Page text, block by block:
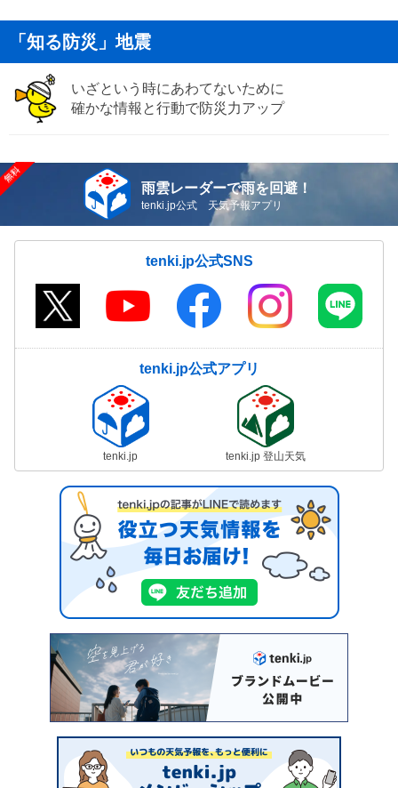
「知る防災」地震
いざという時にあわてないために
確かな情報と行動で防災力アップ
雨雲レーダーで雨を回避！
tenki.jp公式 天気予報アプリ
tenki.jp公式SNS
tenki.jp公式アプリ
tenki.jp tenki.jp 登山天気